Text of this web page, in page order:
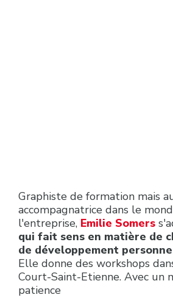
Graphiste de formation mais
accompagnatrice dans le
l'entreprise, Emilie Somers
qui fait sens en matière de
de développement
Elle donne des workshops
Court-Saint-Etienne. Avec un
patience